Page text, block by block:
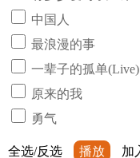
中国人
最浪漫的事
一辈子的孤单(Live)
原来的我
勇气
全选/反选 播放 加